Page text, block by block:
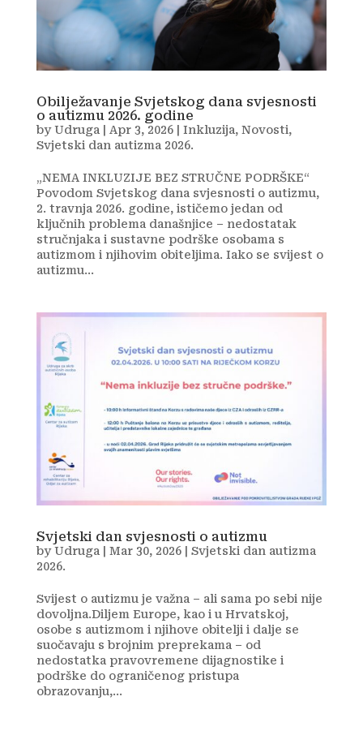
Obilježavanje Svjetskog dana svjesnosti
o autizmu 2026. godine
byUdruga| Apr 3, 2026| Inkluzija, Novosti,
Svjetski dan autizma 2026.
„NEMA INKLUZIJE BEZ STRUČNE PODRŠKE“
Povodom Svjetskog dana svjesnosti o autizmu,
2. travnja 2026. godine, ističemo jedan od
ključnih problema današnjice – nedostatak
stručnjaka i sustavne podrške osobama s
autizmom i njihovim obiteljima. Iako se svijest o
autizmu...
Svjetski dan svjesnosti o autizmu
byUdruga| Mar 30, 2026| Svjetski dan autizma
2026.
Svijest o autizmu je važna – ali sama po sebi nije
dovoljna.Diljem Europe, kao i u Hrvatskoj,
osobe s autizmom i njihove obitelji i dalje se
suočavaju s brojnim preprekama – od
nedostatka pravovremene dijagnostike i
podrške do ograničenog pristupa
obrazovanju,...